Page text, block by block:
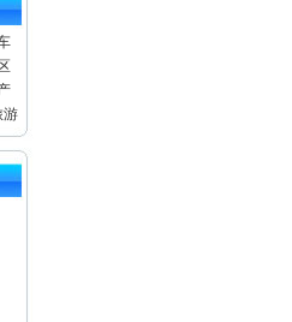
游